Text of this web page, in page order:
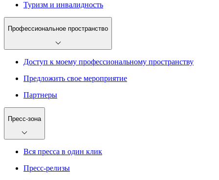
Туризм и инвалидность
Профессиональное пространство
Доступ к моему профессиональному пространству
Предложить свое мероприятие
Партнеры
Пресс-зона
Вся пресса в один клик
Пресс-релизы